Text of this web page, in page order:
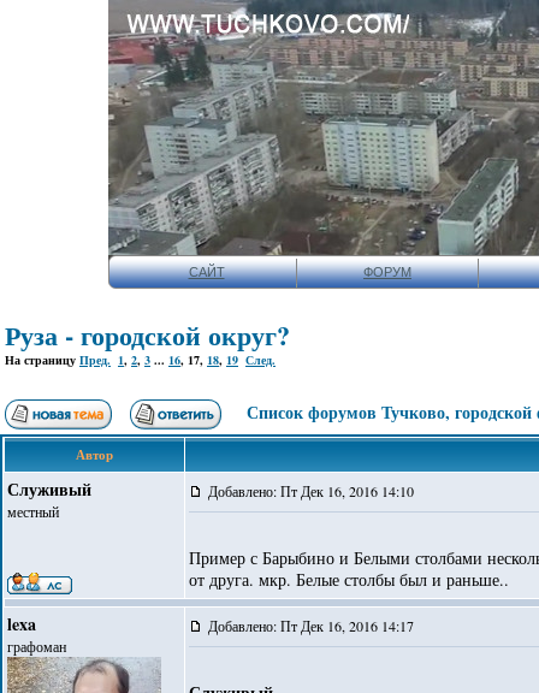
САЙТ ФОРУМ
Руза - городской округ?
На страницу Пред. 1, 2, 3 ... 16, 17, 18, 19 След.
Список форумов Тучково,
Автор
Служивый
местный
Добавлено: Пт Дек 16, 2016 14:10
Пример с Барыбино и Белыми столбами
от друга. мкр. Белые столбы был и раньше..
lexa
графоман
Добавлено: Пт Дек 16, 2016 14:17